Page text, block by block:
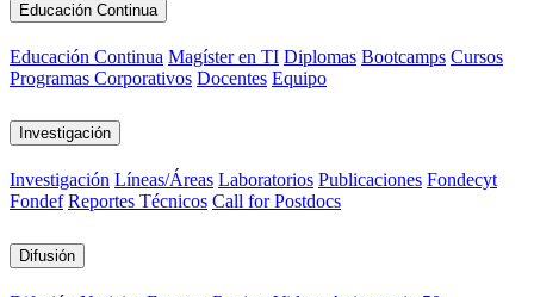
Educación Continua
Educación Continua Magíster en TI Diplomas Bootcamps Cursos
Programas Corporativos Docentes Equipo
Investigación
Investigación Líneas/Áreas Laboratorios Publicaciones Fondecyt
Fondef Reportes Técnicos Call for Postdocs
Difusión